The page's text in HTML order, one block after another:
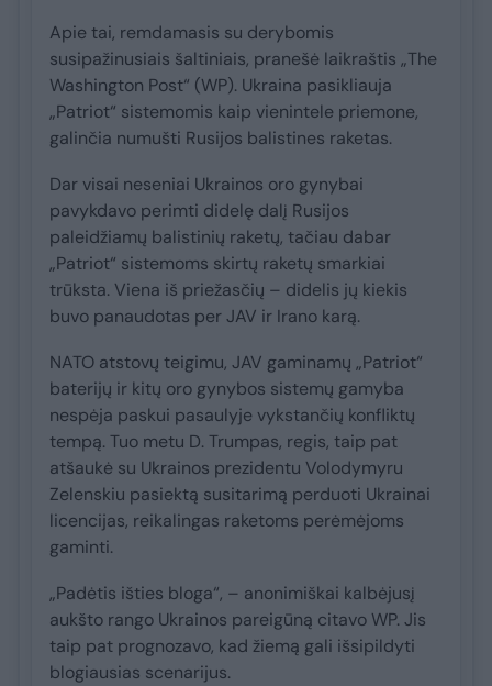
Apie tai, remdamasis su derybomis
susipažinusiais šaltiniais, pranešė laikraštis „The
Washington Post“ (WP). Ukraina pasikliauja
„Patriot“ sistemomis kaip vienintele priemone,
galinčia numušti Rusijos balistines raketas.
Dar visai neseniai Ukrainos oro gynybai
pavykdavo perimti didelę dalį Rusijos
paleidžiamų balistinių raketų, tačiau dabar
„Patriot“ sistemoms skirtų raketų smarkiai
trūksta. Viena iš priežasčių – didelis jų kiekis
buvo panaudotas per JAV ir Irano karą.
NATO atstovų teigimu, JAV gaminamų „Patriot“
baterijų ir kitų oro gynybos sistemų gamyba
nespėja paskui pasaulyje vykstančių konfliktų
tempą. Tuo metu D. Trumpas, regis, taip pat
atšaukė su Ukrainos prezidentu Volodymyru
Zelenskiu pasiektą susitarimą perduoti Ukrainai
licencijas, reikalingas raketoms perėmėjoms
gaminti.
„Padėtis išties bloga“, – anonimiškai kalbėjusį
aukšto rango Ukrainos pareigūną citavo WP. Jis
taip pat prognozavo, kad žiemą gali išsipildyti
blogiausias scenarijus.